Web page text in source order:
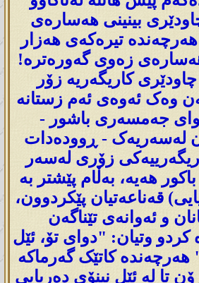
بینینی هەسارەی
تیرەکەی هەزار
زەوی گەورەترە!
کاریگەریە زۆر
وەک ئەوەی ئەم زستانە
جەمسەری باشور -
لەسەریەک - ڕوودەدات
زۆری لەسەر
هەیە، بەڵام پێشتر بە
قەناعەتیان پێکردوون،
و ئەوانەی تێناگەن
کردو وتیان: "دوای تۆ، ئێل
هەرچەندە کاتێک گەرماکە
تا لە ئێل نینۆی دەریایی